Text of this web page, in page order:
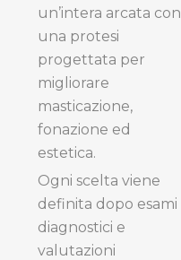
un’intera arcata con
una protesi
progettata per
migliorare
masticazione,
fonazione ed
estetica.
Ogni scelta viene
definita dopo esami
diagnostici e
valutazioni